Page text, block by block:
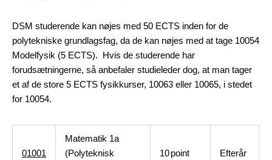
DSM studerende kan nøjes med 50 ECTS inden for de
polytekniske grundlagsfag, da de kan nøjes med at tage 10054
Modelfysik (5 ECTS). Hvis de studerende har
forudsætningerne, så anbefaler studieleder dog, at man tager
et af de store 5 ECTS fysikkurser, 10063 eller 10065, i stedet
for 10054.
01001
Matematik 1a
(Polyteknisk
10point Efterår